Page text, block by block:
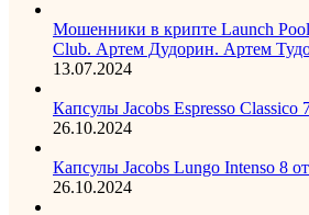
Мошенники в крипте Launch
Club. Артем Дудорин. Артем
13.07.2024
Капсулы Jacobs Espresso
26.10.2024
Капсулы Jacobs Lungo Intenso 8
26.10.2024